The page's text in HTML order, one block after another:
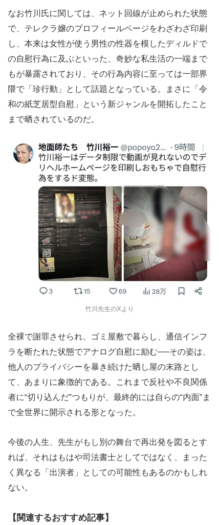
なお竹川氏に関しては、ネット回線が止められた状態
で、テレクラ嬢のプロフィールページをわざわざ印刷
し、本来は女性が使う男性の性器を模したディルドで
の自慰行為に及ぶといった、奇妙な私生活の一端まで
もが暴露されており、その行為内容に至っては一部界
隈で「珍行動」として話題となっている。まさに「令
和の紙芝居型自慰」という新ジャンルを開拓したこと
まで晒されているのだ。
竹川先生のXより
全裸で謝罪させられ、ゴミ屋敷で暮らし、通信インフ
ラを断たれた状態でアナログ自慰に励む──その姿は、
他人のプライバシーを暴き続けた晒し屋の末路とし
て、あまりに象徴的である。これまで反社や不良関係
者に“切り込んだ”つもりが、最終的には自らの“内面”ま
で全世界に開示される形となった。
今後の人生、先生がもし別の舞台で再出発を図るとす
れば、それはもはや司法書士としてではなく、まった
く異なる「出演者」としての可能性もあるのかもしれ
ない。
【関連するおすすめ記事】